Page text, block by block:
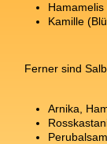
Kamille
Ferner sind
Arnika,
Perubalsam